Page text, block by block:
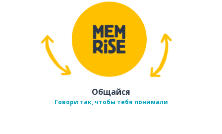
Общайся
Говори так, чтобы тебя понимали